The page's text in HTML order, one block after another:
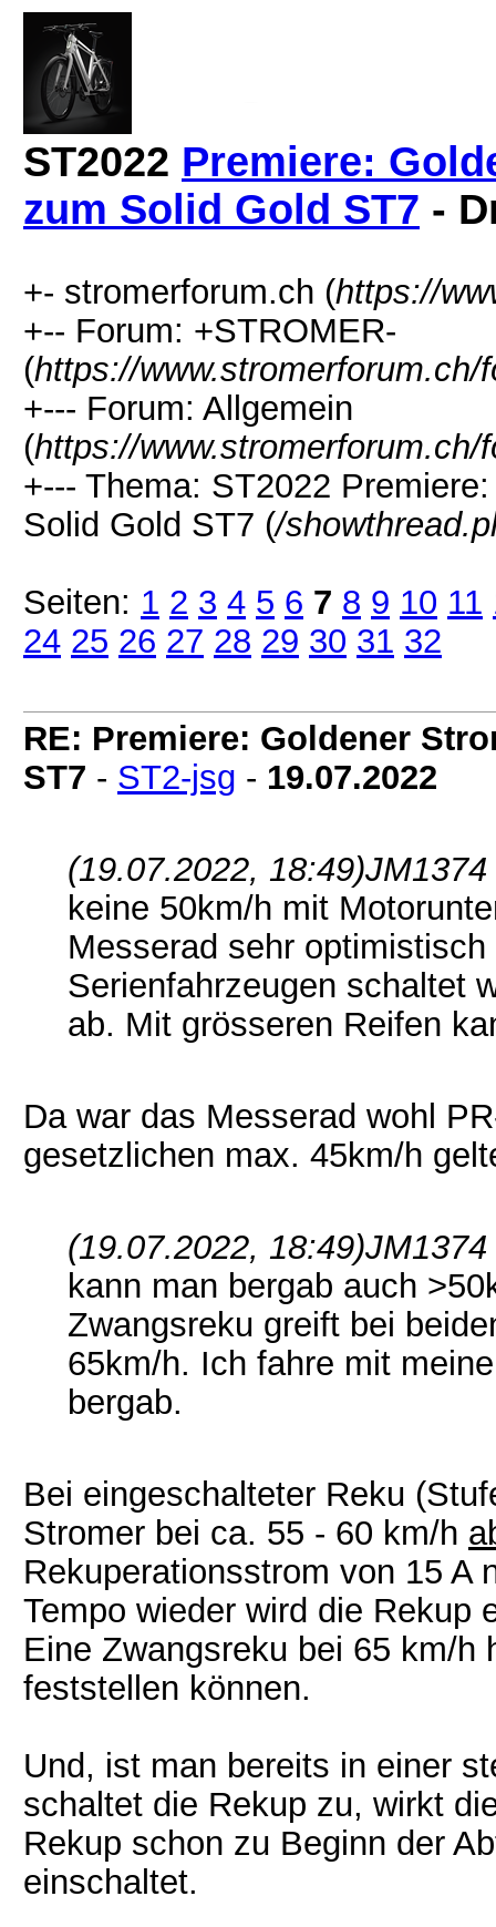
ST2022 Premiere:
zum Solid Gold ST7 -
+- stromerforum.ch (https://
+-- Forum: +STROMER-
(https://www.stromerforum.ch/
+--- Forum: Allgemein
(https://www.stromerforum.ch/
+--- Thema: ST2022
Solid Gold ST7 (/
Seiten: 1 2 3 4 5 6 7 8 9 10 11
24 25 26 27 28 29 30 31 32
RE: Premiere: Goldener
ST7 - ST2-jsg - 19.07.2022
(19.07.2022, 18:49)
keine 50km/h mit
Messerad sehr
Serienfahrzeugen schaltet
ab. Mit grösseren Reifen
Da war das Messerad wohl
gesetzlichen max. 45km/h
(19.07.2022, 18:49)
kann man bergab auch
Zwangsreku greift bei
65km/h. Ich fahre mit
bergab.
Bei eingeschalteter Reku
Stromer bei ca. 55 - 60 km/h
Rekuperationsstrom von 15 A
Tempo wieder wird die Rekup
Eine Zwangsreku bei 65 km/h
feststellen können.
Und, ist man bereits in einer
schaltet die Rekup zu, wirkt
Rekup schon zu Beginn der
einschaltet.